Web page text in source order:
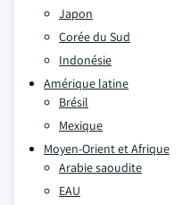
Japon
Corée du Sud
Indonésie
Amérique latine
Brésil
Mexique
Moyen-Orient et Afrique
Arabie saoudite
EAU